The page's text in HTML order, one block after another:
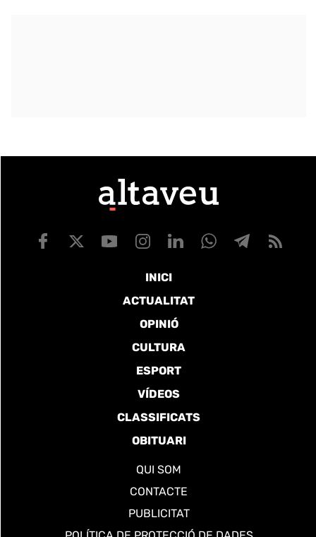
INICI
ACTUALITAT
OPINIÓ
CULTURA
ESPORT
VÍDEOS
CLASSIFICATS
OBITUARI
QUI SOM
CONTACTE
PUBLICITAT